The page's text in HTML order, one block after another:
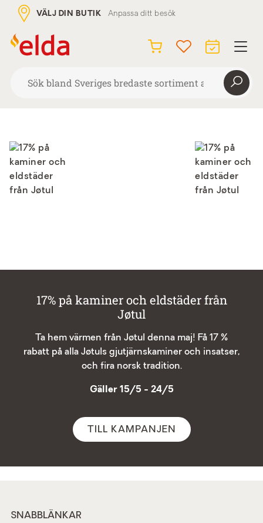
VÄLJ DIN BUTIK Anpassa ditt besök
17% på kaminer och eldstäder från
Jøtul
Ta hem värmen från Jøtul denna maj! Få 17 %
rabatt på alla Jøtuls gjutjärnskaminer och insatser,
och fira norsk tradition.
Gäller 15/5 - 24/5
TILL KAMPANJEN
SNABBLÄNKAR